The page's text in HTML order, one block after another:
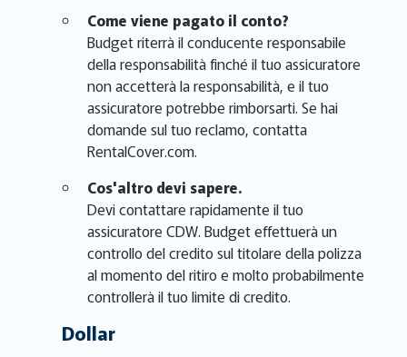
Come viene pagato il conto?
Budget riterrà il conducente responsabile
della responsabilità finché il tuo assicuratore
non accetterà la responsabilità, e il tuo
assicuratore potrebbe rimborsarti. Se hai
domande sul tuo reclamo, contatta
RentalCover.com.
Cos'altro devi sapere.
Devi contattare rapidamente il tuo
assicuratore CDW. Budget effettuerà un
controllo del credito sul titolare della polizza
al momento del ritiro e molto probabilmente
controllerà il tuo limite di credito.
Dollar